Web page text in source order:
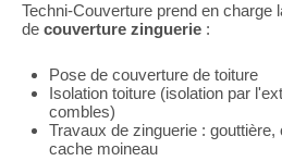
Techni-Couverture prend en charge
de couverture zinguerie :
Pose de couverture de toiture
Isolation toiture (isolation par
combles)
Travaux de zinguerie :
cache moineau